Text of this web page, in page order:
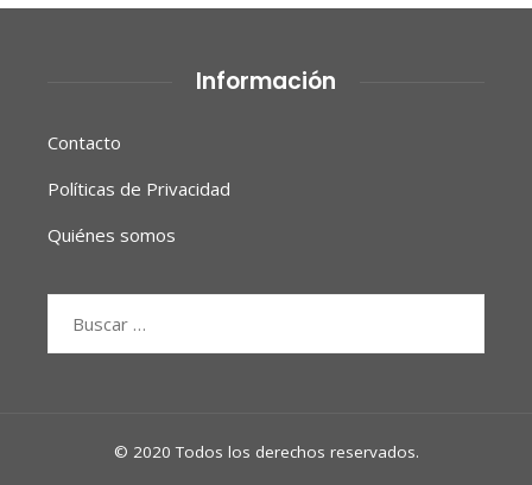
Información
Contacto
Políticas de Privacidad
Quiénes somos
© 2020 Todos los derechos reservados.